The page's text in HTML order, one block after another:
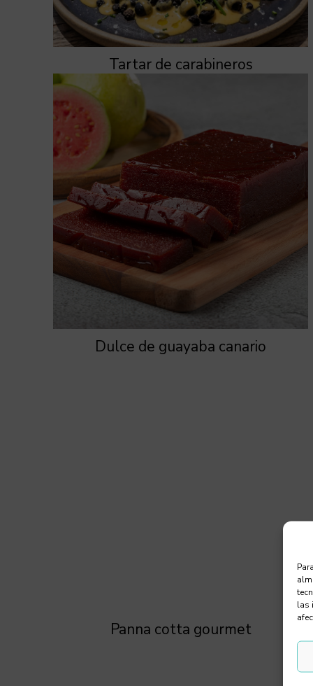
las
Tartar de carabineros
Dulce de guayaba canario
Panna cotta gourmet